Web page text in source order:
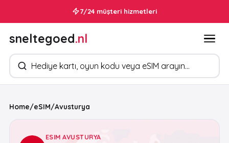
7/24 müşteri hizmetleri
sneltegoed.nl
Ürün arayın
Home/eSIM/Avusturya
ESIM AVUSTURYA